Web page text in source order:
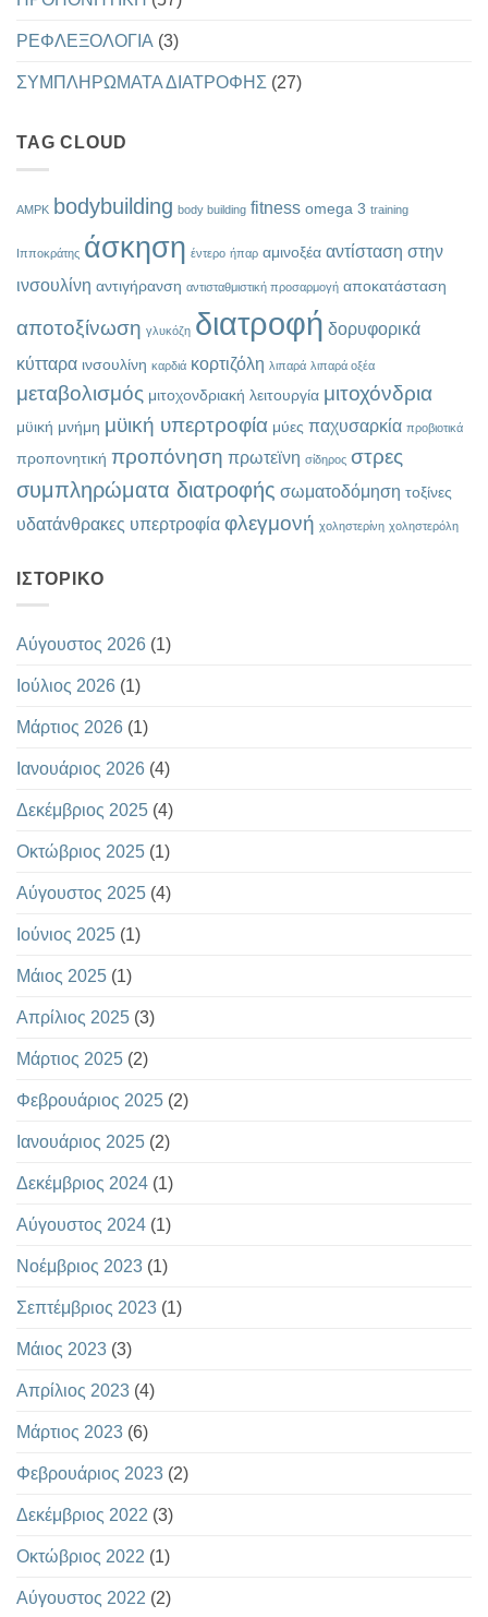
ΡΕΦΛΕΞΟΛΟΓΙΑ (3)
ΣΥΜΠΛΗΡΩΜΑΤΑ ΔΙΑΤΡΟΦΗΣ (27)
TAG CLOUD
AMPK bodybuilding body building fitness omega 3 training
Ιπποκράτης άσκηση έντερο ήπαρ αμινοξέα αντίσταση στην
ινσουλίνη αντιγήρανση αντισταθμιστική προσαρμογή αποκατάσταση
αποτοξίνωση γλυκόζη διατροφή δορυφορικά
κύτταρα ινσουλίνη καρδιά κορτιζόλη λιπαρά λιπαρά οξέα
μεταβολισμός μιτοχονδριακή λειτουργία μιτοχόνδρια
μϋική μνήμη μϋική υπερτροφία μύες παχυσαρκία προβιοτικά
προπονητική προπόνηση πρωτεϊνη σίδηρος στρες
συμπληρώματα διατροφής σωματοδόμηση τοξίνες
υδατάνθρακες υπερτροφία φλεγμονή χοληστερίνη χοληστερόλη
ΙΣΤΟΡΙΚΌ
Αύγουστος 2026 (1)
Ιούλιος 2026 (1)
Μάρτιος 2026 (1)
Ιανουάριος 2026 (4)
Δεκέμβριος 2025 (4)
Οκτώβριος 2025 (1)
Αύγουστος 2025 (4)
Ιούνιος 2025 (1)
Μάιος 2025 (1)
Απρίλιος 2025 (3)
Μάρτιος 2025 (2)
Φεβρουάριος 2025 (2)
Ιανουάριος 2025 (2)
Δεκέμβριος 2024 (1)
Αύγουστος 2024 (1)
Νοέμβριος 2023 (1)
Σεπτέμβριος 2023 (1)
Μάιος 2023 (3)
Απρίλιος 2023 (4)
Μάρτιος 2023 (6)
Φεβρουάριος 2023 (2)
Δεκέμβριος 2022 (3)
Οκτώβριος 2022 (1)
Αύγουστος 2022 (2)